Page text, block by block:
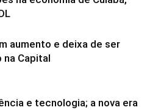
aumento e deixa de ser
na Capital
e tecnologia; a nova era